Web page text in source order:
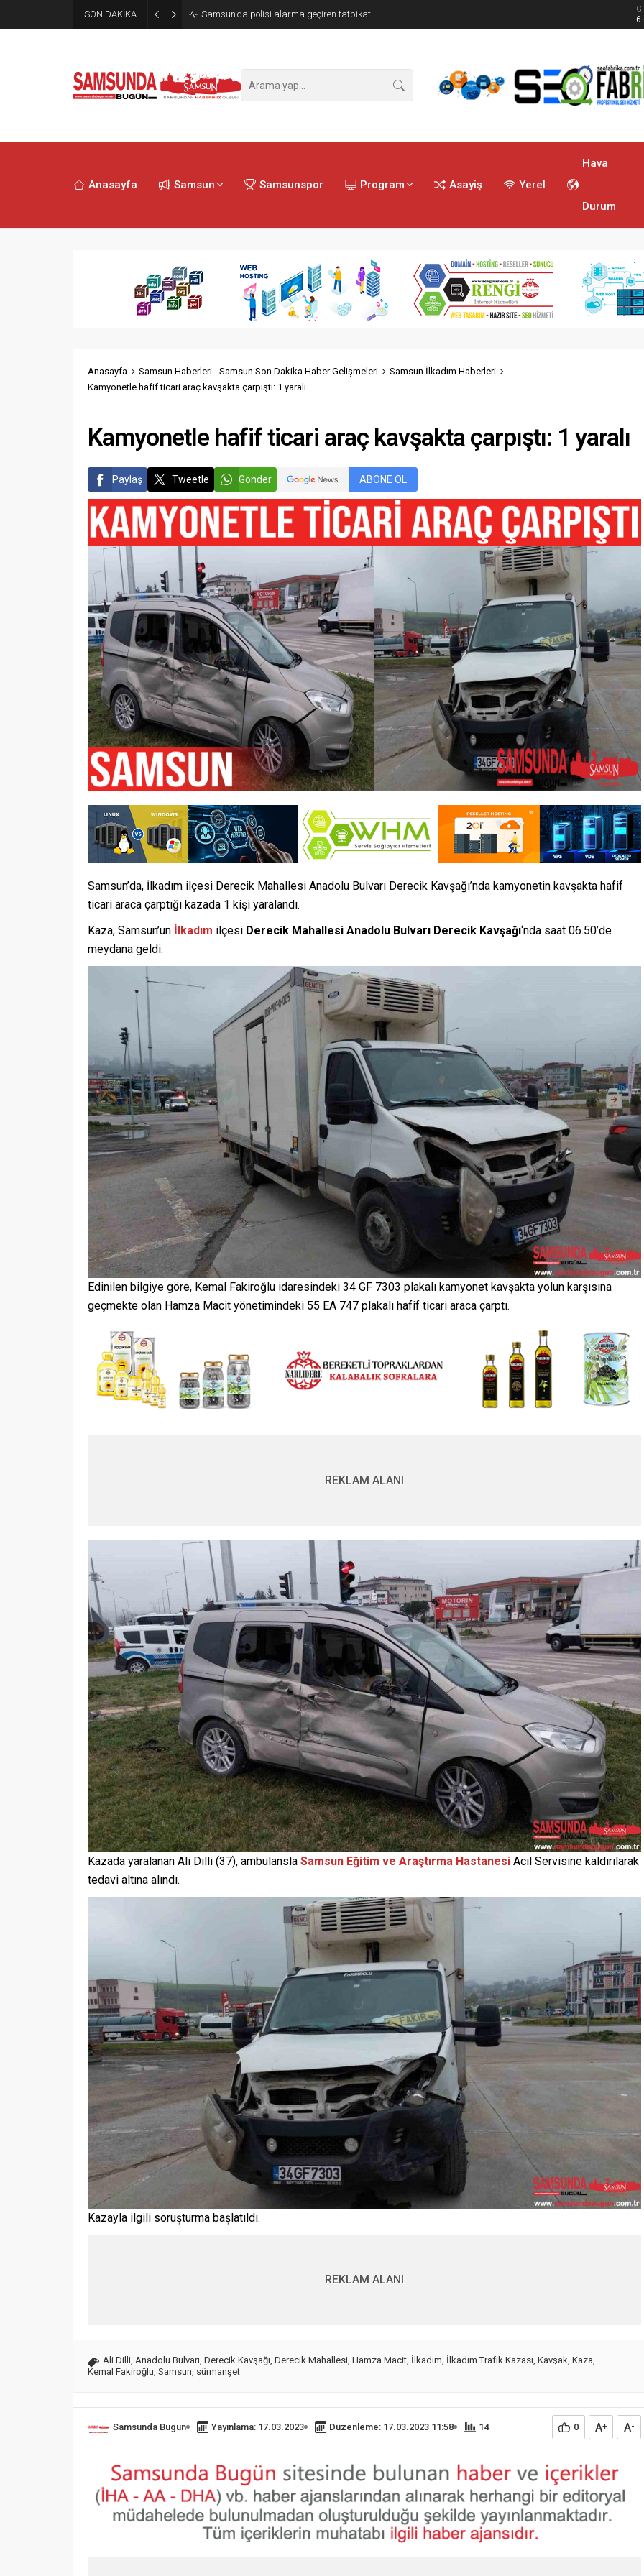
SON DAKİKA Samsun’da polisi alarma geçiren tatbikat
Anasayfa Samsun Samsunspor Program Asayiş Yerel
Hava
Durum
Anasayfa Samsun Haberleri - Samsun Son Dakika Haber Gelişmeleri
Samsun İlkadım Haberleri
Kamyonetle hafif ticari araç kavşakta çarpıştı: 1 yaralı
Kamyonetle hafif ticari araç kavşakta çarpıştı: 1 yaralı
Paylaş Tweetle Gönder ABONE OL
Samsun’da, İlkadım ilçesi Derecik Mahallesi Anadolu Bulvarı Derecik Kavşağı’nda kamyonetin kavşakta hafif
ticari araca çarptığı kazada 1 kişi yaralandı.
Kaza, Samsun’un İlkadım ilçesi Derecik Mahallesi Anadolu Bulvarı Derecik Kavşağı‘nda saat 06.50’de
meydana geldi.
Edinilen bilgiye göre, Kemal Fakiroğlu idaresindeki 34 GF 7303 plakalı kamyonet kavşakta yolun karşısına
geçmekte olan Hamza Macit yönetimindeki 55 EA 747 plakalı hafif ticari araca çarptı.
REKLAM ALANI
Kazada yaralanan Ali Dilli (37), ambulansla Samsun Eğitim ve Araştırma Hastanesi Acil Servisine kaldırılarak
tedavi altına alındı.
Kazayla ilgili soruşturma başlatıldı.
REKLAM ALANI
Ali Dilli Anadolu Bulvarı Derecik Kavşağı Derecik Mahallesi Hamza Macit İlkadım İlkadım Trafik Kazası Kavşak Kaza
Kemal Fakiroğlu Samsun sürmanşet
Samsunda Bugün Yayınlama: 17.03.2023 Düzenleme: 17.03.2023 11:58 14 0 A+ A-
Samsun’da Genç Kadın İle
Bıçakladığı Şahıs
Tutuklandı
01.02.2025 0
Samsun’da Mobilya Ustası
Evinde Ölü Halde Bulundu
22.01.2025 0
Gasp Edildiğini İddia Eden
Şahıs Evini Ateşe Verdi
28.02.2025 0